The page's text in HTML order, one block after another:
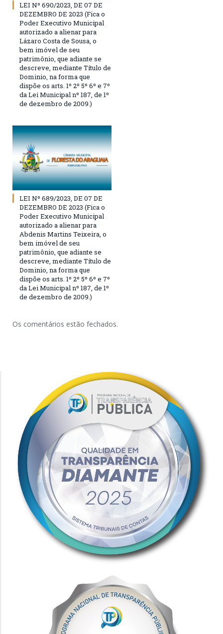
LEI Nº 690/2023, DE 07 DE
DEZEMBRO DE 2023 (Fica o
Poder Executivo Municipal
autorizado a alienar para
Lázaro Costa de Sousa, o
bem imóvel de seu
patrimônio, que adiante se
descreve, mediante Título de
Dominio, na forma que
dispõe os arts. 1º 2º 5º 6º e 7º
da Lei Municipal nº 187, de 1º
de dezembro de 2009.)
LEI Nº 689/2023, DE 07 DE
DEZEMBRO DE 2023 (Fica o
Poder Executivo Municipal
autorizado a alienar para
Abdenis Martins Teixeira, o
bem imóvel de seu
patrimônio, que adiante se
descreve, mediante Título de
Dominio, na forma que
dispõe os arts. 1º 2º 5º 6º e 7º
da Lei Municipal nº 187, de 1º
de dezembro de 2009.)
Os comentários estão fechados.